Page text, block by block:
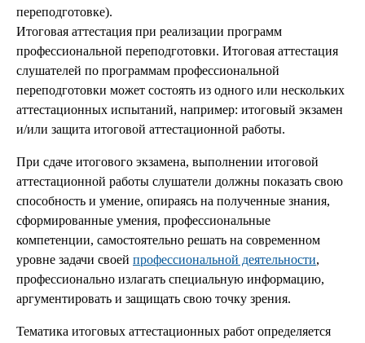
переподготовке).
Итоговая аттестация при реализации программ
профессиональной переподготовки. Итоговая аттестация
слушателей по программам профессиональной
переподготовки может состоять из одного или нескольких
аттестационных испытаний, например: итоговый экзамен
и/или защита итоговой аттестационной работы.
При сдаче итогового экзамена, выполнении итоговой
аттестационной работы слушатели должны показать свою
способность и умение, опираясь на полученные знания,
сформированные умения, профессиональные
компетенции, самостоятельно решать на современном
уровне задачи своей профессиональной деятельности,
профессионально излагать специальную информацию,
аргументировать и защищать свою точку зрения.
Тематика итоговых аттестационных работ определяется